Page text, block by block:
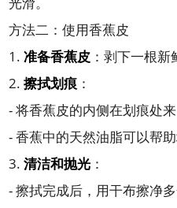
方法二：使用香蕉皮
1.准备香蕉皮 ：剥下一根新
2.擦拭划痕 ：
- 将香蕉皮的内侧在划痕处来
- 香蕉中的天然油脂可以帮
3.清洁和抛光 ：
- 擦拭完成后，用干布擦净